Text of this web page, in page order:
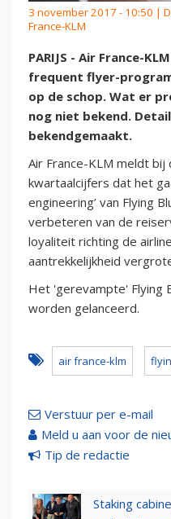
3 november 2017 - 10:50 |
France-KLM
PARIJS - Air France-
frequent flyer-
op de schop. Wat er
nog niet bekend.
bekendgemaakt.
Air France-KLM meldt
kwartaalcijfers dat het
engineering’ van Flying
verbeteren van de
loyaliteit richting de
aantrekkelijkheid
Het 'gerevampte' Flying
worden gelanceerd.
air france-klm
Verstuur per e-mail
Meld u aan voor de
Tip de redactie
Staking